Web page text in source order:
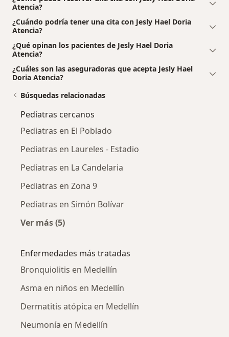
Atencia?
¿Cuándo podría tener una cita con Jesly Hael Doria
Atencia?
¿Qué opinan los pacientes de Jesly Hael Doria
Atencia?
¿Cuáles son las aseguradoras que acepta Jesly Hael
Doria Atencia?
Búsquedas relacionadas
Pediatras cercanos
Pediatras en El Poblado
Pediatras en Laureles - Estadio
Pediatras en La Candelaria
Pediatras en Zona 9
Pediatras en Simón Bolívar
Ver más (5)
Enfermedades más tratadas
Bronquiolitis en Medellín
Asma en niños en Medellín
Dermatitis atópica en Medellín
Neumonía en Medellín